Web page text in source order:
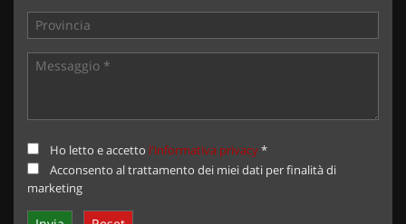
Ho letto e accetto l'informativa privacy*
Acconsento al trattamento dei miei dati per finalità di
marketing